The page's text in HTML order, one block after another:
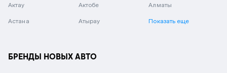
Актау Актобе Алматы
Астана Атырау Показать еще
БРЕНДЫ НОВЫХ АВТО